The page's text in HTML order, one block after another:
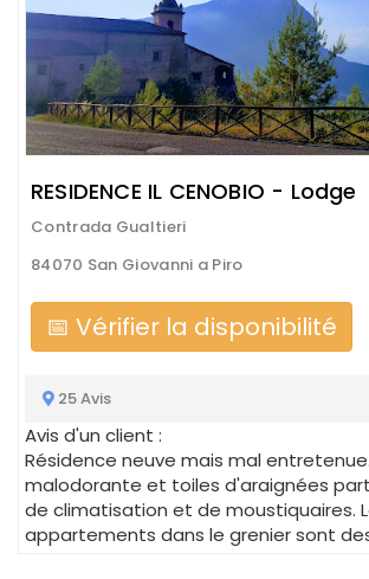
RESIDENCE IL CENOBIO - Lodge
Contrada Gualtieri
84070 San Giovanni a Piro
📅 Vérifier la disponibilité
25 Avis
Avis d'un client :
Résidence neuve mais mal
malodorante et toiles d'araignées
de climatisation et de moustiquaires.
appartements dans le grenier sont